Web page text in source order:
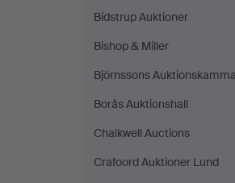
Bidstrup Auktioner
Bishop & Miller
Björnssons
Borås Auktionshall
Chalkwell Auctions
Crafoord Auktioner Lund